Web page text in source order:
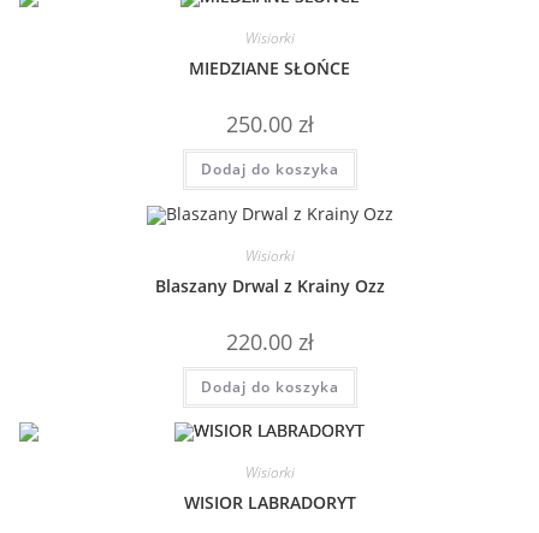
Wisiorki
MIEDZIANE SŁOŃCE
250.00 zł
Dodaj do koszyka
Wisiorki
Blaszany Drwal z Krainy Ozz
220.00 zł
Dodaj do koszyka
Wisiorki
WISIOR LABRADORYT